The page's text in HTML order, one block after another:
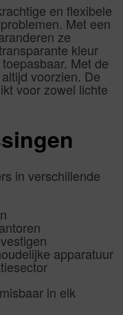
en flexibele
Met een
ze
kleur
Met de
voorzien. De
voor zowel lichte
in verschillende
apparatuur
in elk